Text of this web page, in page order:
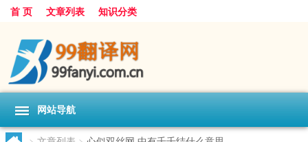
首 页 文章列表 知识分类
网站导航